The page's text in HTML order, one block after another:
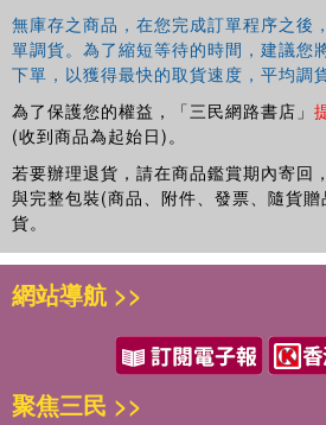
無庫存之商品，在您完成訂單程序之後
單調貨。為了縮短等待的時間，建議您
下單，以獲得最快的取貨速度，平均調
為了保護您的權益，「三民網路書店」
(收到商品為起始日)。
若要辦理退貨，請在商品鑑賞期內寄回
與完整包裝(商品、附件、發票、隨貨
貨。
網站導航 >>
聚焦三民 >>